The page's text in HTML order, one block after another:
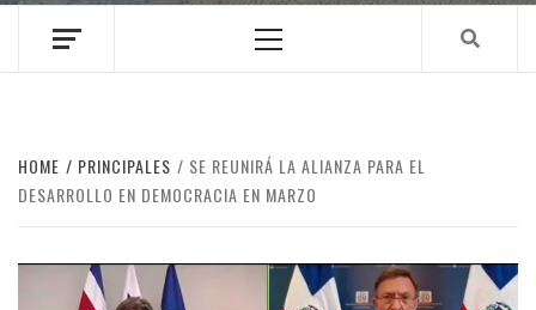
Menu
HOME PRINCIPALES
SE REUNIRÁ LA ALIANZA PARA EL
DESARROLLO EN DEMOCRACIA EN MARZO